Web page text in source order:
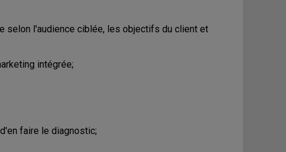
selon l'audience ciblée, les objectifs du client et
intégrée;
faire le diagnostic;